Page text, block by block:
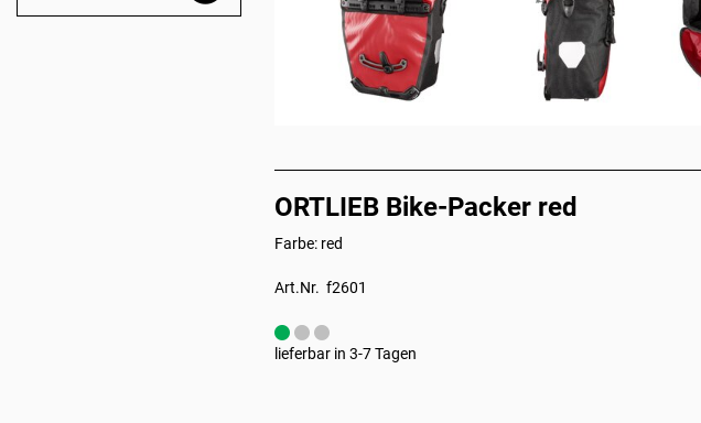
ORTLIEB Bike-Packer red
Farbe: red
Art.Nr. f2601
lieferbar in 3-7 Tagen